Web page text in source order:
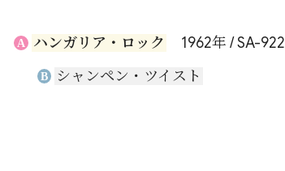
A ハンガリア・ロック 1962年 / SA-922
B シャンペン・ツイスト